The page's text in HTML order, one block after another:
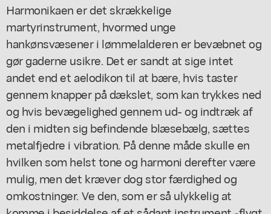
Harmonikaen er det skrækkelige
martyrinstrument, hvormed unge
hankønsvæsener i lømmelalderen er bevæbnet og
gør gaderne usikre. Det er sandt at sige intet
andet end et aelodikon til at bære, hvis taster
gennem knapper på dækslet, som kan trykkes ned
og hvis bevægelighed gennem ud- og indtræk af
den i midten sig befindende blæsebælg, sættes
metalfjedre i vibration. På denne måde skulle en
hvilken som helst tone og harmoni derefter være
mulig, men det kræver dog stor færdighed og
omkostninger. Ve den, som er så ulykkelig at